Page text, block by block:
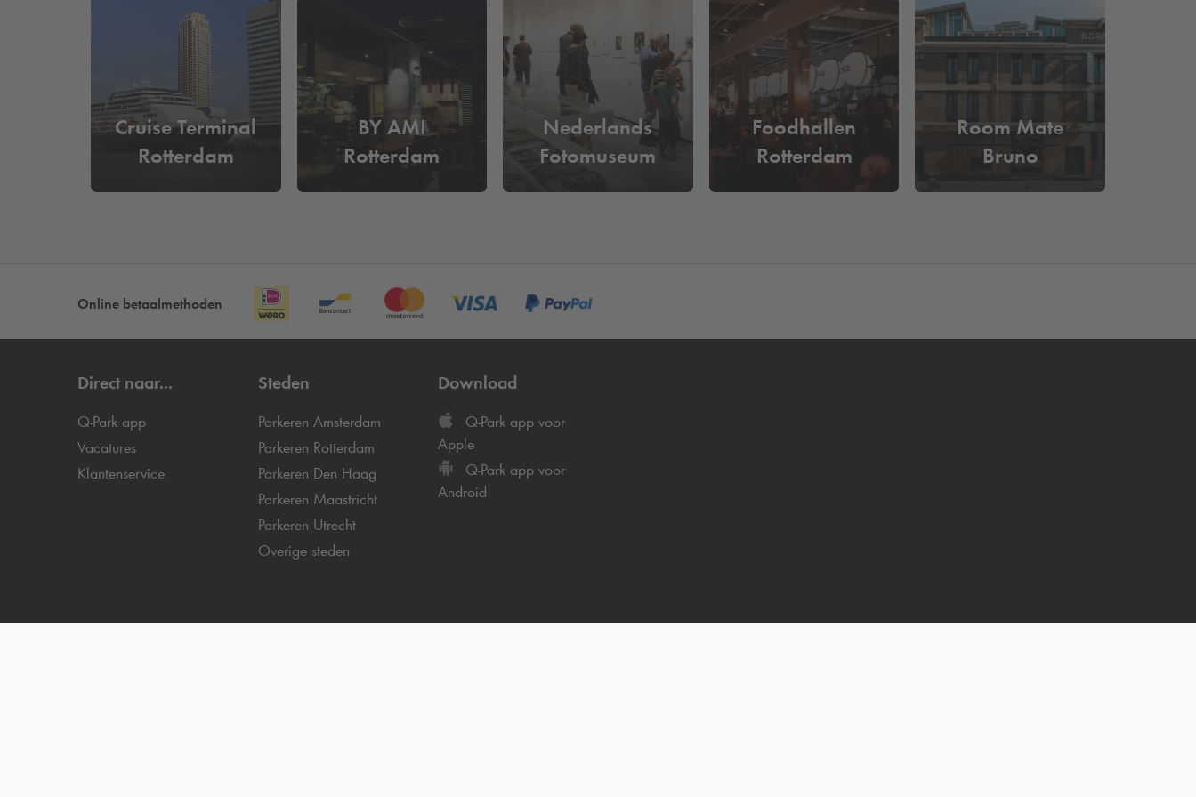
Wat kost het om in de buurt van de Wilhelminakade te parkeren?
De Rotterdam parkeer je al vanaf €40 per dag of parkeer bij Q-Park Boston & Seattle Terrein vanaf €40 per dag . Reserveer eenvoudig online je
parkeerplaats. Zo ben je verzekerd van je parkeerplaats. Je kunt gemakkelijk in- en uitrijden op basis van je kenteken en je hoeft niet meer langs de betaalautomaat.
Cruise Terminal
Rotterdam
BY AMI
Rotterdam
Nederlands
Fotomuseum
Foodhallen
Rotterdam
Room Mate
Bruno
Online betaalmethoden
Direct naar...
Q-Park app
Vacatures
Klantenservice
Steden
Parkeren Amsterdam
Parkeren Rotterdam
Parkeren Den Haag
Parkeren Maastricht
Parkeren Utrecht
Overige steden
Download
Q-Park app voor
Apple
Q-Park app voor
Android